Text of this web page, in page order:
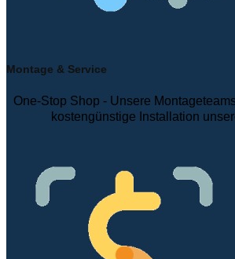
Montage & Service
One-Stop Shop - Unsere
kostengünstige Installation